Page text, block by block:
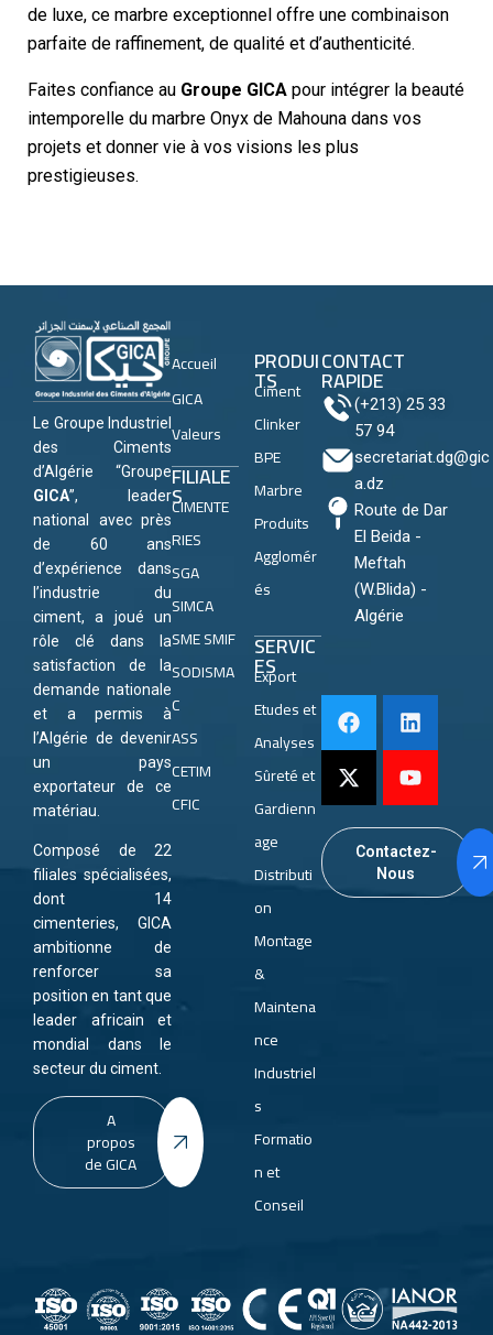
de luxe, ce marbre exceptionnel offre une combinaison
parfaite de raffinement, de qualité et d’authenticité.
Faites confiance au Groupe GICA pour intégrer la beauté
intemporelle du marbre Onyx de Mahouna dans vos
projets et donner vie à vos visions les plus
prestigieuses.
Le Groupe Industriel
des Ciments
d’Algérie “Groupe
GICA”, leader
national avec près
de 60 ans
d’expérience dans
l’industrie du
ciment, a joué un
rôle clé dans la
satisfaction de la
demande nationale
et a permis à
l’Algérie de devenir
un pays
exportateur de ce
matériau.
Composé de 22
filiales spécialisées,
dont 14
cimenteries, GICA
ambitionne de
renforcer sa
position en tant que
leader africain et
mondial dans le
secteur du ciment.
A
propos
de GICA
Accueil
GICA
Valeurs
FILIALE
S
CIMENTE
RIES
SGA
SIMCA
SME SMIF
SODISMA
C
ASS
CETIM
CFIC
PRODUI
TS
Ciment
Clinker
BPE
Marbre
Produits
Agglomér
és
SERVIC
ES
Export
Etudes et
Analyses
Sûreté et
Gardienn
age
Distributi
on
Montage
&
Maintena
nce
Industriel
s
Formatio
n et
Conseil
CONTACT
RAPIDE
(+213) 25 33
57 94
secretariat.dg@gic
a.dz
Route de Dar
El Beida -
Meftah
(W.Blida) -
Algérie
Contactez-
Nous